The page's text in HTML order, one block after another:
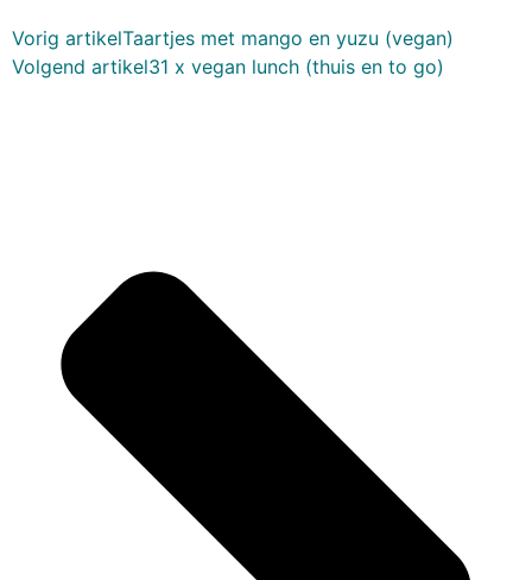
Vorig artikelTaartjes met mango en yuzu (vegan)
Volgend artikel31 x vegan lunch (thuis en to go)